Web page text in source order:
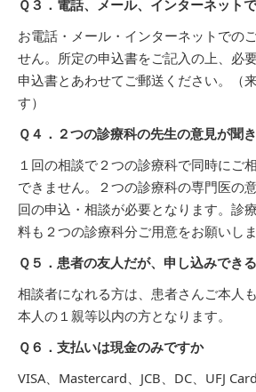
Ｑ３．電話、メール、インターネット
お電話・メール・インターネットでの
せん。所定の申込書をご記入の上、必
申込書とあわせてご郵送ください。（
す）
Ｑ４．２つの診療科の先生の意見が聞
１回の相談で２つの診療科で同時にご
できません。２つの診療科の専門医の
回の申込・相談が必要となります。診
料も２つの診療科分ご用意をお願いしま
Ｑ５．患者の友人だが、申し込みでき
相談者になれる方は、患者さんご本人
本人の１親等以内の方となります。
Ｑ６．支払いは現金のみですか
VISA、Mastercard、JCB、DC、UFJ